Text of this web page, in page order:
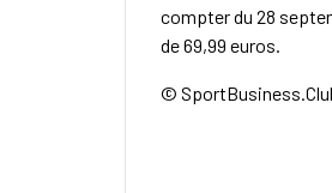
compter du 28
de 69,99 euros.
©